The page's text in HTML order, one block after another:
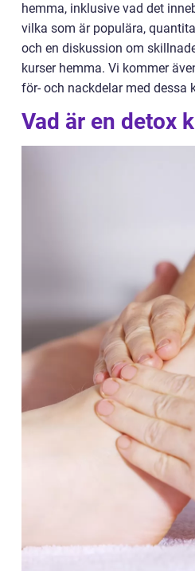
hemma, inklusive vad det
vilka som är populära,
och en diskussion om
kurser hemma. Vi kommer
för- och nackdelar med dessa
Vad är en detox